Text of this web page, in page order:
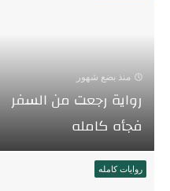
منذ بضع شهور
رواية رجعت من السفر
فجأه كامله
روايات كامله